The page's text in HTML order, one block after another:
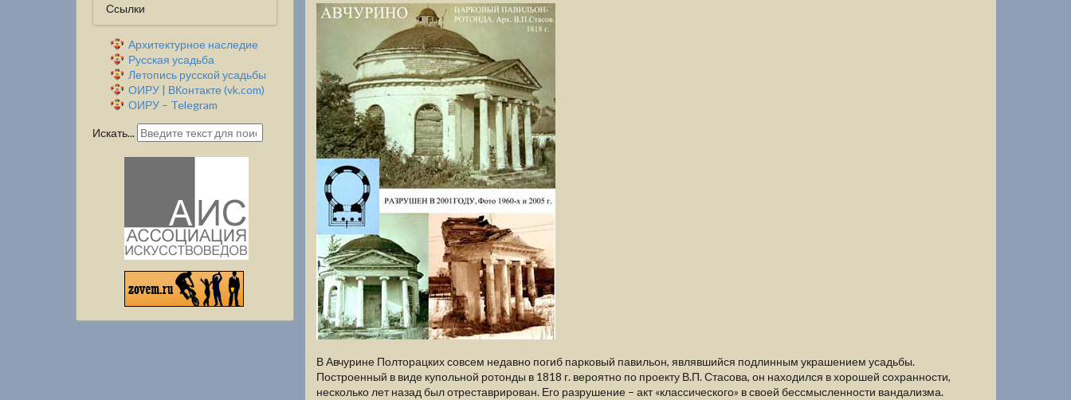
Ссылки
Архитектурное наследие
Русская усадьба
Летопись русской усадьбы
ОИРУ | ВКонтакте (vk.com)
ОИРУ – Telegram
Искать...
В Авчурине Полторацких совсем недавно погиб парковый павильон, являвшийся подлинным украшением усадьбы.
Построенный в виде купольной ротонды в 1818 г. вероятно по проекту В.П. Стасова, он находился в хорошей сохранности,
несколько лет назад был отреставрирован. Его разрушение – акт «классического» в своей бессмысленности вандализма.